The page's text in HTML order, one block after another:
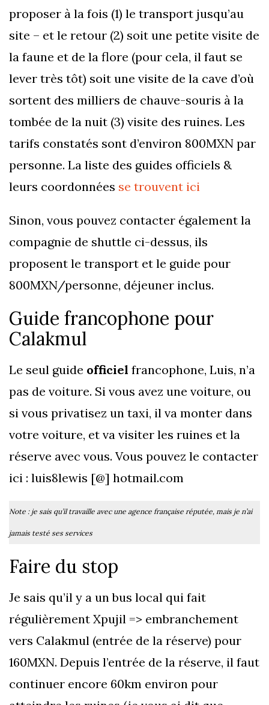
proposer à la fois (1) le transport jusqu’au
site – et le retour (2) soit une petite visite de
la faune et de la flore (pour cela, il faut se
lever très tôt) soit une visite de la cave d’où
sortent des milliers de chauve-souris à la
tombée de la nuit (3) visite des ruines. Les
tarifs constatés sont d’environ 800MXN par
personne. La liste des guides officiels &
leurs coordonnées se trouvent ici
Sinon, vous pouvez contacter également la
compagnie de shuttle ci-dessus, ils
proposent le transport et le guide pour
800MXN/personne, déjeuner inclus.
Guide francophone pour
Calakmul
Le seul guide officiel francophone, Luis, n’a
pas de voiture. Si vous avez une voiture, ou
si vous privatisez un taxi, il va monter dans
votre voiture, et va visiter les ruines et la
réserve avec vous. Vous pouvez le contacter
ici : luis8lewis [@] hotmail.com
Note : je sais qu’il travaille avec une agence française réputée, mais je n’ai
jamais testé ses services
Faire du stop
Je sais qu’il y a un bus local qui fait
régulièrement Xpujil => embranchement
vers Calakmul (entrée de la réserve) pour
160MXN. Depuis l’entrée de la réserve, il faut
continuer encore 60km environ pour